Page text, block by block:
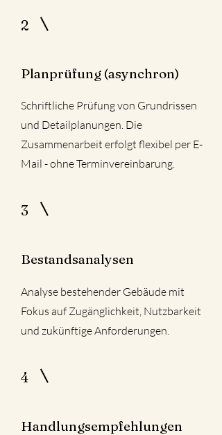
2
Planprüfung (asynchron)
Schriftliche Prüfung von Grundrissen
und Detailplanungen. Die
Zusammenarbeit erfolgt flexibel per E-
Mail - ohne Terminvereinbarung.
3
Bestandsanalysen
Analyse bestehender Gebäude mit
Fokus auf Zugänglichkeit, Nutzbarkeit
und zukünftige Anforderungen.
4
Handlungsempfehlungen